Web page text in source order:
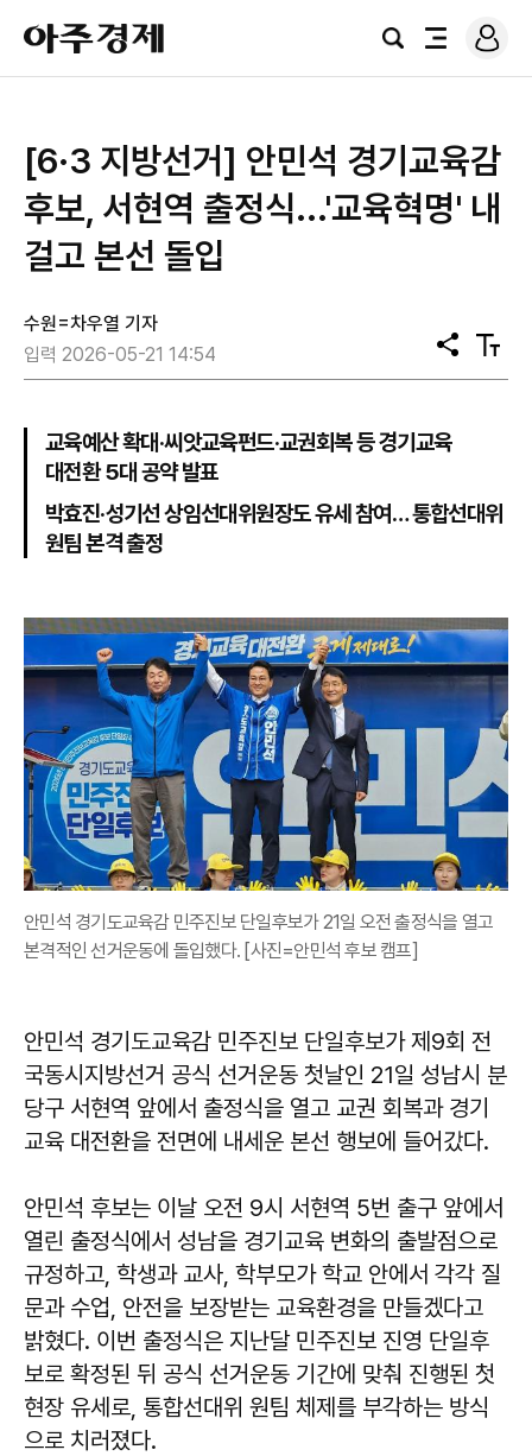
아
주
경
검
전
로
그
[6·3 지방선거] 안민석 경기교육감
후보, 서현역 출정식...'교육혁명' 내
걸고 본선 돌입
수원=차우열 기자
입력 2026-05-21 14:54
공
유
텍
스
교육예산 확대·씨앗교육펀드·교권회복 등 경기교육
대전환 5대 공약 발표
박효진·성기선 상임선대위원장도 유세 참여… 통합선대위
원팀 본격 출정
안민석 경기도교육감 민주진보 단일후보가 21일 오전 출정식을 열고
본격적인 선거운동에 돌입했다. [사진=안민석 후보 캠프]
안민석 경기도교육감 민주진보 단일후보가 제9회 전
국동시지방선거 공식 선거운동 첫날인 21일 성남시 분
당구 서현역 앞에서 출정식을 열고 교권 회복과 경기
교육 대전환을 전면에 내세운 본선 행보에 들어갔다.
안민석 후보는 이날 오전 9시 서현역 5번 출구 앞에서
열린 출정식에서 성남을 경기교육 변화의 출발점으로
규정하고, 학생과 교사, 학부모가 학교 안에서 각각 질
문과 수업, 안전을 보장받는 교육환경을 만들겠다고
밝혔다. 이번 출정식은 지난달 민주진보 진영 단일후
보로 확정된 뒤 공식 선거운동 기간에 맞춰 진행된 첫
현장 유세로, 통합선대위 원팀 체제를 부각하는 방식
으로 치러졌다.